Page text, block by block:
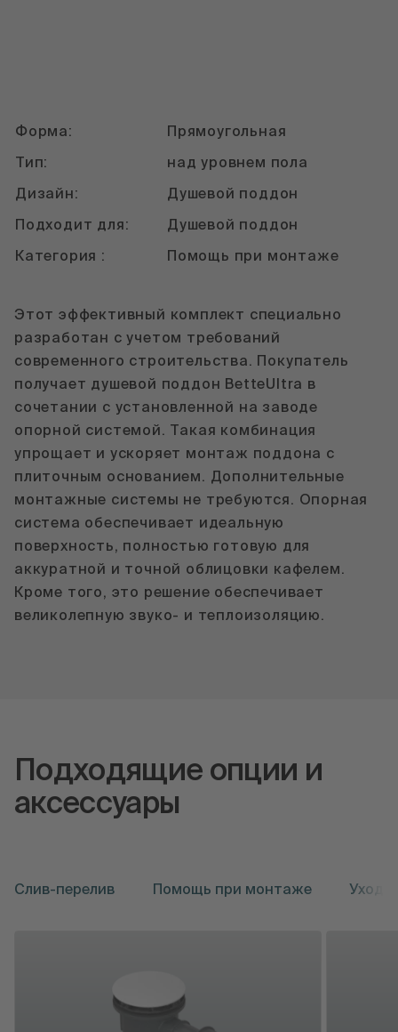
Форма: Прямоугольная
Тип: над уровнем пола
Дизайн: Душевой поддон
Подходит для: Душевой поддон
Категория : Помощь при монтаже
Этот эффективный комплект специально
разработан с учетом требований
современного строительства. Покупатель
получает душевой поддон BetteUltra в
сочетании с установленной на заводе
опорной системой. Такая комбинация
упрощает и ускоряет монтаж поддона с
плиточным основанием. Дополнительные
монтажные системы не требуются. Опорная
система обеспечивает идеальную
поверхность, полностью готовую для
аккуратной и точной облицовки кафелем.
Кроме того, это решение обеспечивает
великолепную звуко- и теплоизоляцию.
Подходящие опции и
аксессуары
Слив-перелив Помощь при монтаже Уход